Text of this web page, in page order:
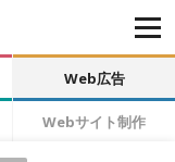
Web広告
Webサイト制作